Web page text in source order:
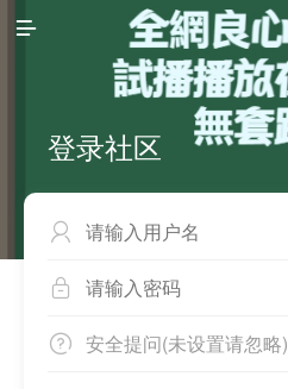

登录社区


 安全提问(未设置请忽略)